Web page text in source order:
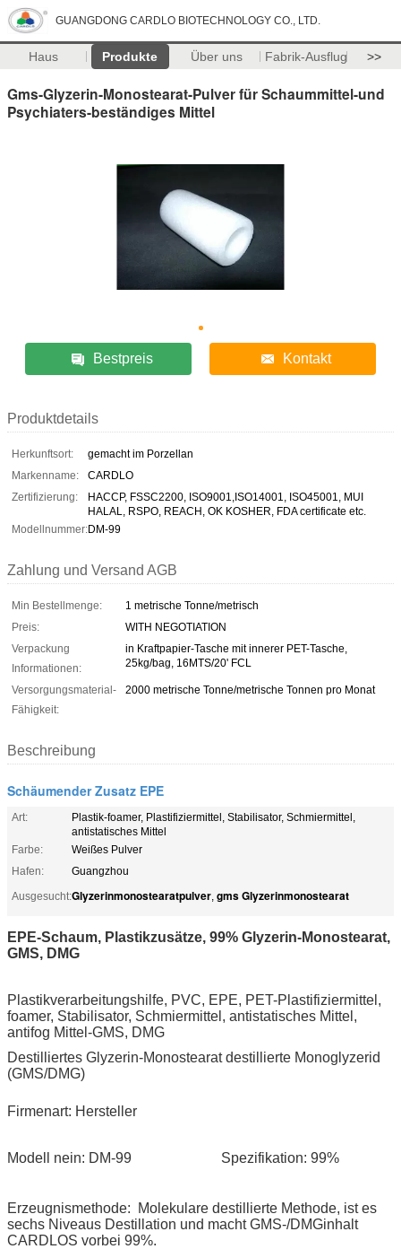
GUANGDONG CARDLO BIOTECHNOLOGY CO., LTD.
Haus Produkte Über uns Fabrik-Ausflug >>
Gms-Glyzerin-Monostearat-Pulver für Schaummittel-und
Psychiaters-beständiges Mittel
Bestpreis Kontakt
Produktdetails
Herkunftsort:
gemacht im Porzellan
Markenname:
CARDLO
Zertifizierung:
HACCP, FSSC2200, ISO9001,ISO14001, ISO45001, MUI
HALAL, RSPO, REACH, OK KOSHER, FDA certificate etc.
Modellnummer:DM-99
Zahlung und Versand AGB
Min Bestellmenge:
1 metrische Tonne/metrisch
Preis:
WITH NEGOTIATION
Verpackung
Informationen:
in Kraftpapier-Tasche mit innerer PET-Tasche,
25kg/bag, 16MTS/20' FCL
Versorgungsmaterial-
Fähigkeit:
2000 metrische Tonne/metrische Tonnen pro Monat
Beschreibung
Schäumender Zusatz EPE
Art:
Plastik-foamer, Plastifiziermittel, Stabilisator, Schmiermittel,
antistatisches Mittel
Farbe:
Weißes Pulver
Hafen:
Guangzhou
Ausgesucht:Glyzerinmonostearatpulver, gms Glyzerinmonostearat
EPE-Schaum, Plastikzusätze, 99% Glyzerin-Monostearat,
GMS, DMG
Plastikverarbeitungshilfe, PVC, EPE, PET-Plastifiziermittel,
foamer, Stabilisator, Schmiermittel, antistatisches Mittel,
antifog Mittel-GMS, DMG
Destilliertes Glyzerin-Monostearat destillierte Monoglyzerid
(GMS/DMG)
Firmenart: Hersteller
Modell nein: DM-99 Spezifikation: 99%
Erzeugnismethode: Molekulare destillierte Methode, ist es
sechs Niveaus Destillation und macht GMS-/DMGinhalt
CARDLOS vorbei 99%.